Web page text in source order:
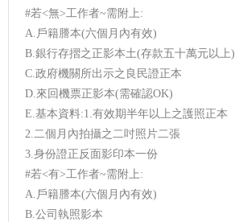
#若<無>工作者~需附上:
A.戶籍謄本(六個月內有效)
B.銀行存摺之正影本土(存款五十萬元以上)
C.政府機關所出示之良民證正本
D.來回機票正影本(需確認OK)
E.基本資料:1.有效期半年以上之護照正本
2.二個月內拍攝之二吋照片二張
3.身份證正反面影印本一份
#若<有>工作者~需附上:
A.戶籍謄本(六個月內有效)
B.公司執照影本